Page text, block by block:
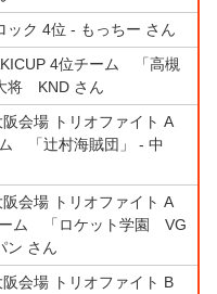
ック 4位 - もっちー さん
4位チーム 「高槻
将 KND さん
会場 トリオファイト A
「辻村海賊団」 - 中
会場 トリオファイト A
ーム 「ロケット学園 VG
さん
会場 トリオファイト B